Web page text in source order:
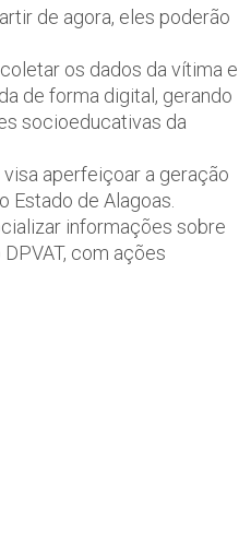
de agora, eles poderão
os dados da vítima e
de forma digital, gerando
socioeducativas da
aperfeiçoar a geração
de Alagoas.
informações sobre
com ações